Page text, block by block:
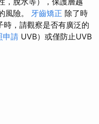
風險。 牙齒矯正 除了時
時，請觀察是否有廣泛的
申請 UVB）或僅防止UVB